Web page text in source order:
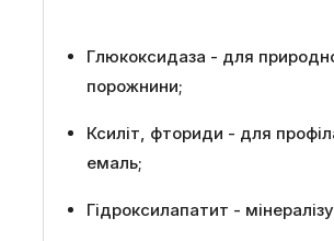
Глюкоксидаза - для
порожнини;
Ксиліт, фториди - для
емаль;
Гідроксилапатит -